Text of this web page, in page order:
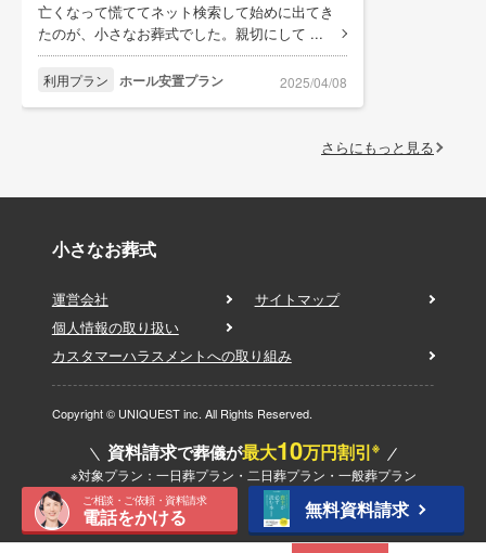
亡くなって慌ててネット検索して始めに出てき
たのが、小さなお葬式でした。親切にして ...
利用プラン ホール安置プラン 2025/04/08
さらにもっと見る
小さなお葬式
運営会社
サイトマップ
個人情報の取り扱い
カスタマーハラスメントへの取り組み
Copyright © UNIQUEST inc. All Rights Reserved.
資料請求で葬儀が最大10万円割引※
※対象プラン：一日葬プラン・二日葬プラン・一般葬プラン
ご相談・ご依頼・資料請求
電話をかける 無料資料請求